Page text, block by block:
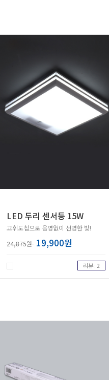
LED 두리 센서등 15W
고휘도칩으로 음영없이 선명한 빛!
24,875원 19,900원
리뷰 : 2